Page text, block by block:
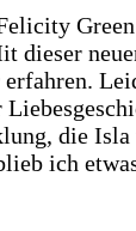
dieser
die
ich